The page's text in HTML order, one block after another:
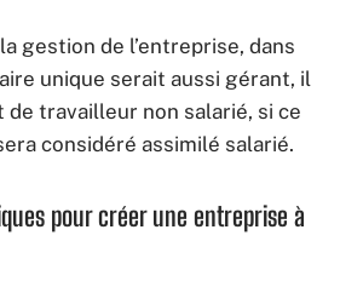
gestion de l’entreprise, dans
unique serait aussi gérant, il
travailleur non salarié, si ce
considéré assimilé salarié.
pour créer une entreprise à